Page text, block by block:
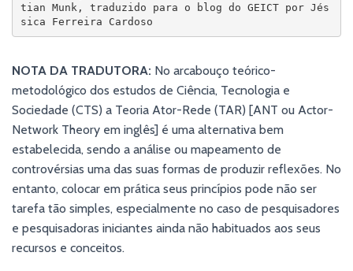
tian Munk, traduzido para o blog do GEICT por Jés
sica Ferreira Cardoso
​​NOTA DA TRADUTORA: No arcabouço teórico-
metodológico dos estudos de Ciência, Tecnologia e
Sociedade (CTS) a Teoria Ator-Rede (TAR) [ANT ou Actor-
Network Theory em inglês] é uma alternativa bem
estabelecida, sendo a análise ou mapeamento de
controvérsias uma das suas formas de produzir reflexões. No
entanto, colocar em prática seus princípios pode não ser
tarefa tão simples, especialmente no caso de pesquisadores
e pesquisadoras iniciantes ainda não habituados aos seus
recursos e conceitos.